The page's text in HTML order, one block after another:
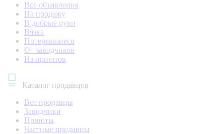
Все объявления
На продажу
В добрые руки
Вязка
Потерявшиеся
От заводчиков
Из приютов
Каталог продавцов
Все продавцы
Заводчики
Приюты
Частные продавцы